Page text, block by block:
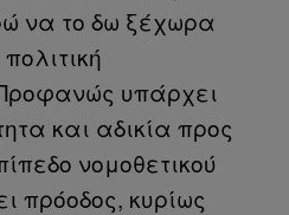
να το δω ξέχωρα
υπάρχει
και αδικία προς
νομοθετικού
πρόοδος, κυρίως